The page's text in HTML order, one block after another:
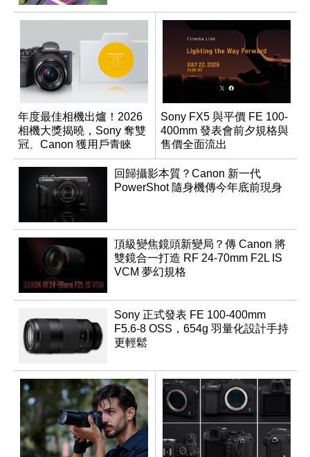
年度最佳相機出爐！2026
相機大獎揭曉，Sony 奪雙
冠、Canon 獲用戶青睞
Sony FX5 與平價 FE 100-
400mm 發表會前夕規格與
售價全面流出
回歸攝影本質？Canon 新一代
PowerShot 隨身機傳今年底前現身
頂級變焦鏡頭新變局？傳 Canon 將
雙鏡合一打造 RF 24-70mm F2L IS
VCM 夢幻規格
Sony 正式發表 FE 100-400mm
F5.6-8 OSS，654g 羽量化設計手持
更輕鬆